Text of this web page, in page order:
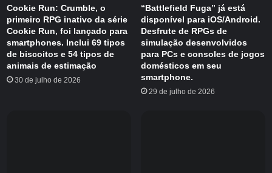
Cookie Run: Crumble, o
primeiro RPG inativo da série
Cookie Run, foi lançado para
smartphones. Inclui 69 tipos
de biscoitos e 54 tipos de
animais de estimação
30 de julho de 2026
“Battlefield Fuga” já está
disponível para iOS/Android.
Desfrute de RPGs de
simulação desenvolvidos
para PCs e consoles de jogos
domésticos em seu
smartphone.
29 de julho de 2026